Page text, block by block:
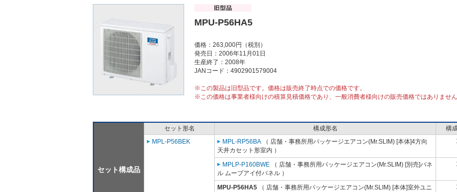
MPU-P56HA5
価格：263,000円（税別）
発売日：2006年11月01日
生産終了：2008年
JANコード：4902901579004
※この製品は旧型品です。価格は販売終了時点での価格です。
※この価格は事業者様向けの積算見積価格であり、一般消費者様向けの販売価格ではありませ
セット構成品
セット形名 構成形名
構
MPL-P56BEK
MPL-RP56BA （ 店舗・事務所用パッケージエアコン(Mr.SLIM) [本体]4方向
天井カセット形室内 ）
MPLP-P160BWE （ 店舗・事務所用パッケージエアコン(Mr.SLIM) [別売]パネ
ル ムーブアイ付パネル ）
MPU-P56HA5 （ 店舗・事務所用パッケージエアコン(Mr.SLIM) [本体]室外ユニ